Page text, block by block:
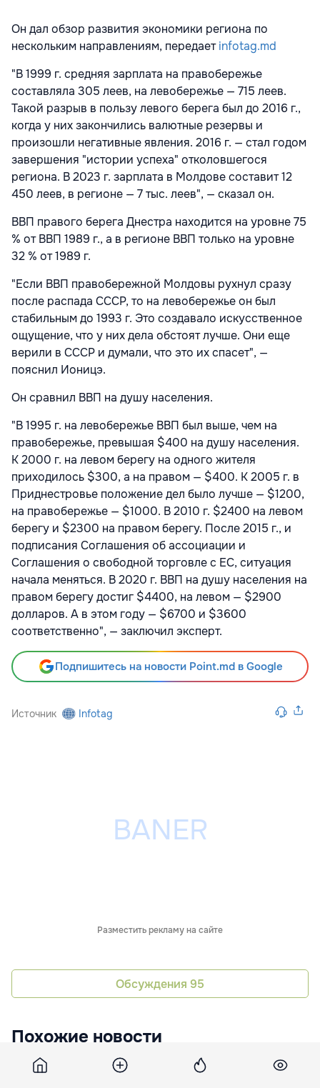
Он дал обзор развития экономики региона по
нескольким направлениям, передаетinfotag.md
"В 1999 г. средняя зарплата на правобережье
составляла 305 леев, на левобережье — 715 леев.
Такой разрыв в пользу левого берега был до 2016 г.,
когда у них закончились валютные резервы и
произошли негативные явления. 2016 г. — стал годом
завершения "истории успеха" отколовшегося
региона. В 2023 г. зарплата в Молдове составит 12
450 леев, в регионе — 7 тыс. леев", — сказал он.
ВВП правого берега Днестра находится на уровне 75
% от ВВП 1989 г., а в регионе ВВП только на уровне
32 % от 1989 г.
"Если ВВП правобережной Молдовы рухнул сразу
после распада СССР, то на левобережье он был
стабильным до 1993 г. Это создавало искусственное
ощущение, что у них дела обстоят лучше. Они еще
верили в СССР и думали, что это их спасет", —
пояснил Ионицэ.
Он сравнил ВВП на душу населения.
"В 1995 г. на левобережье ВВП был выше, чем на
правобережье, превышая $400 на душу населения.
К 2000 г. на левом берегу на одного жителя
приходилось $300, а на правом — $400. К 2005 г. в
Приднестровье положение дел было лучше — $1200,
на правобережье — $1000. В 2010 г. $2400 на левом
берегу и $2300 на правом берегу. После 2015 г., и
подписания Соглашения об ассоциации и
Соглашения о свободной торговле с ЕС, ситуация
начала меняться. В 2020 г. ВВП на душу населения на
правом берегу достиг $4400, на левом — $2900
долларов. А в этом году — $6700 и $3600
соответственно", — заключил эксперт.
Подпишитесь на новости Point.md в Google
Источник Infotag
Разместить рекламу на сайте
Обсуждения 95
Похожие новости